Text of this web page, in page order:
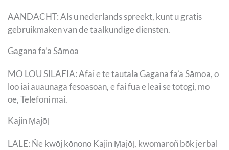
AANDACHT: Als u nederlands spreekt, kunt u gratis
gebruikmaken van de taalkundige diensten.
Gagana fa’a Sāmoa
MO LOU SILAFIA: Afai e te tautala Gagana fa’a Sāmoa, o
loo iai auaunaga fesoasoan, e fai fua e leai se totogi, mo
oe, Telefoni mai.
Kajin Ṃajōḷ
LALE: Ñe kwōj kōnono Kajin Ṃajōḷ, kwomaroñ bōk jerbal